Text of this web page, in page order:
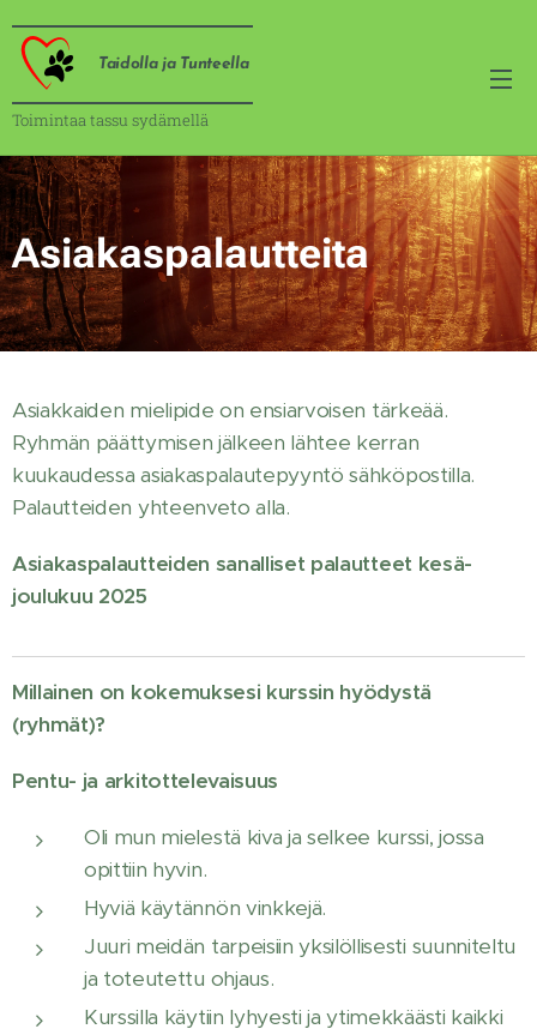
Taidolla ja Tunteella
Toimintaa tassu sydämellä
Asiakaspalautteita
Asiakkaiden mielipide on ensiarvoisen tärkeää.
Ryhmän päättymisen jälkeen lähtee kerran
kuukaudessa asiakaspalautepyyntö sähköpostilla.
Palautteiden yhteenveto alla.
Asiakaspalautteiden sanalliset palautteet kesä-
joulukuu 2025
Millainen on kokemuksesi kurssin hyödystä
(ryhmät)?
Pentu- ja arkitottelevaisuus
Oli mun mielestä kiva ja selkee kurssi, jossa
opittiin hyvin.
Hyviä käytännön vinkkejä.
Juuri meidän tarpeisiin yksilöllisesti suunniteltu
ja toteutettu ohjaus.
Kurssilla käytiin lyhyesti ja ytimekkäästi kaikki